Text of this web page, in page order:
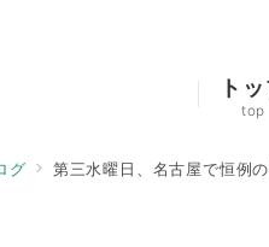
ト
top
グ 第三水曜日、名古屋で恒例